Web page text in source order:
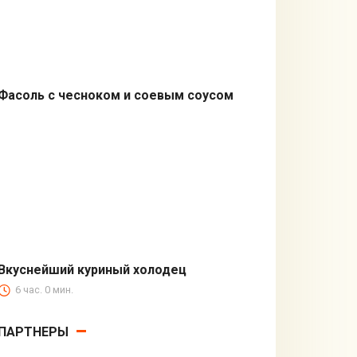
с чесноком и соевым соусом
Вторые блюда
куриный холодец
6 час. 0 мин.